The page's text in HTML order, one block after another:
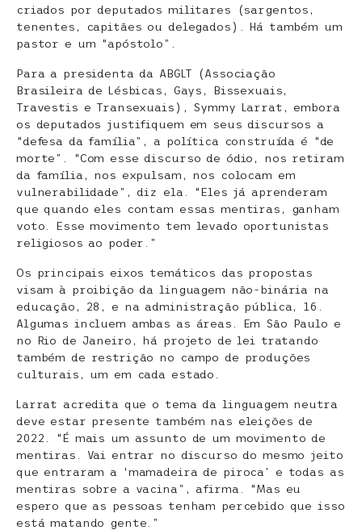
criados por deputados militares (sargentos,
tenentes, capitães ou delegados). Há também um
pastor e um “apóstolo”.
Para a presidenta da ABGLT (Associação
Brasileira de Lésbicas, Gays, Bissexuais,
Travestis e Transexuais), Symmy Larrat, embora
os deputados justifiquem em seus discursos a
“defesa da família”, a política construída é “de
morte”. “Com esse discurso de ódio, nos retiram
da família, nos expulsam, nos colocam em
vulnerabilidade”, diz ela. “Eles já aprenderam
que quando eles contam essas mentiras, ganham
voto. Esse movimento tem levado oportunistas
religiosos ao poder.”
Os principais eixos temáticos das propostas
visam à proibição da linguagem não-binária na
educação, 28, e na administração pública, 16.
Algumas incluem ambas as áreas. Em São Paulo e
no Rio de Janeiro, há projeto de lei tratando
também de restrição no campo de produções
culturais, um em cada estado.
Larrat acredita que o tema da linguagem neutra
deve estar presente também nas eleições de
2022. “É mais um assunto de um movimento de
mentiras. Vai entrar no discurso do mesmo jeito
que entraram a ‘mamadeira de piroca’ e todas as
mentiras sobre a vacina”, afirma. “Mas eu
espero que as pessoas tenham percebido que isso
está matando gente.”